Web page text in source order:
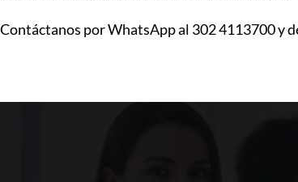
Contáctanos por WhatsApp al 302 4113700 y